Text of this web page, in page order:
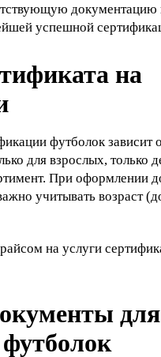
документацию
успешной
на
футболок зависит
для взрослых, только
При оформлении
учитывать возраст
на услуги
для